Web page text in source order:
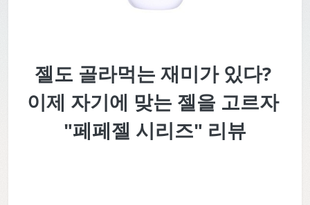
젤도 골라먹는 재미가 있다?
이제 자기에 맞는 젤을 고르자
"페페젤 시리즈" 리뷰